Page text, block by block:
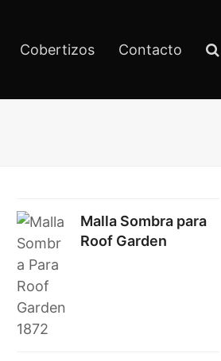
Cobertizos Contacto
Malla Sombra para
Roof Garden